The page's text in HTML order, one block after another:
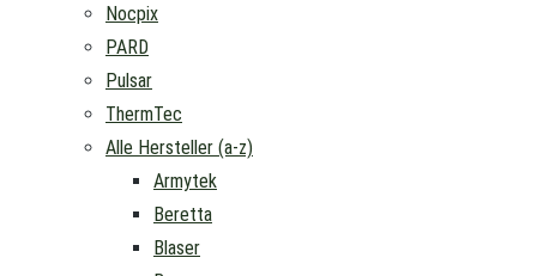
Nocpix
PARD
Pulsar
ThermTec
Alle Hersteller (a-z)
Armytek
Beretta
Blaser